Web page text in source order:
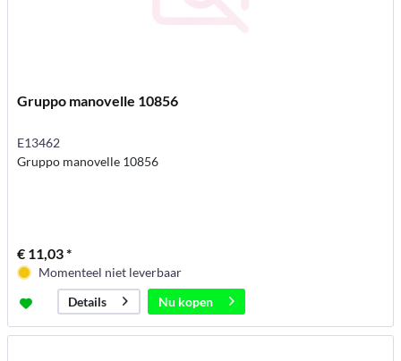
Gruppo manovelle 10856
E13462
Gruppo manovelle 10856
€ 11,03 *
Momenteel niet leverbaar
Details
Nu kopen